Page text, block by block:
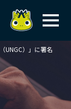
UNGC）」に署名